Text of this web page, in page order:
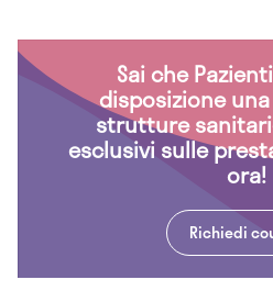
Sai che
disposizione
strutture
esclusivi sulle
ora!
Richiedi